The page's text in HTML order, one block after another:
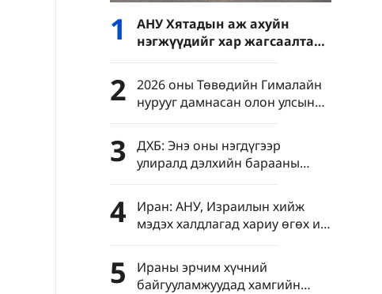
1
АНУ Хятадын аж ахуйн
нэгжүүдийг хар жагсаалтад
оруулсанд Хятадын ХЯ байр
сууриа илэрхийлэв
2
2026 оны Төвөдийн Гималайн
нурууг дамнасан олон улсын
авто замын дугуйн VII
уралдаан эхэллээ
3
ДХБ: Энэ оны нэгдүгээр
улиралд дэлхийн барааны
худалдааны өсөлт төсөөлснөөс
өндөр гарав
4
Иран: АНУ, Израилын хийж
мэдэх халдлагад хариу өгөх иж
бүрэн төлөвлөгөө
боловсруулсан
5
Ираны эрчим хүчний
байгууламжуудад хамгийн